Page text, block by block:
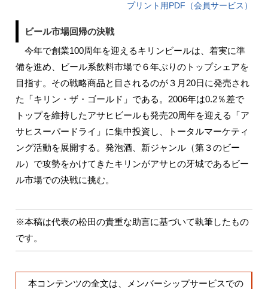
プリント用PDF（会員サービス）
ビール市場回帰の決戦
今年で創業100周年を迎えるキリンビールは、着実に準
備を進め、ビール系飲料市場で６年ぶりのトップシェアを
目指す。その戦略商品と目されるのが３月20日に発売され
た「キリン・ザ・ゴールド」である。2006年は0.2％差で
トップを維持したアサヒビールも発売20周年を迎える「ア
サヒスーパードライ」に集中投資し、トータルマーケティ
ング活動を展開する。発泡酒、新ジャンル（第３のビー
ル）で攻勢をかけてきたキリンがアサヒの牙城であるビー
ル市場での決戦に挑む。
※本稿は代表の松田の貴重な助言に基づいて執筆したもの
です。
本コンテンツの全文は、メンバーシップサービスでの